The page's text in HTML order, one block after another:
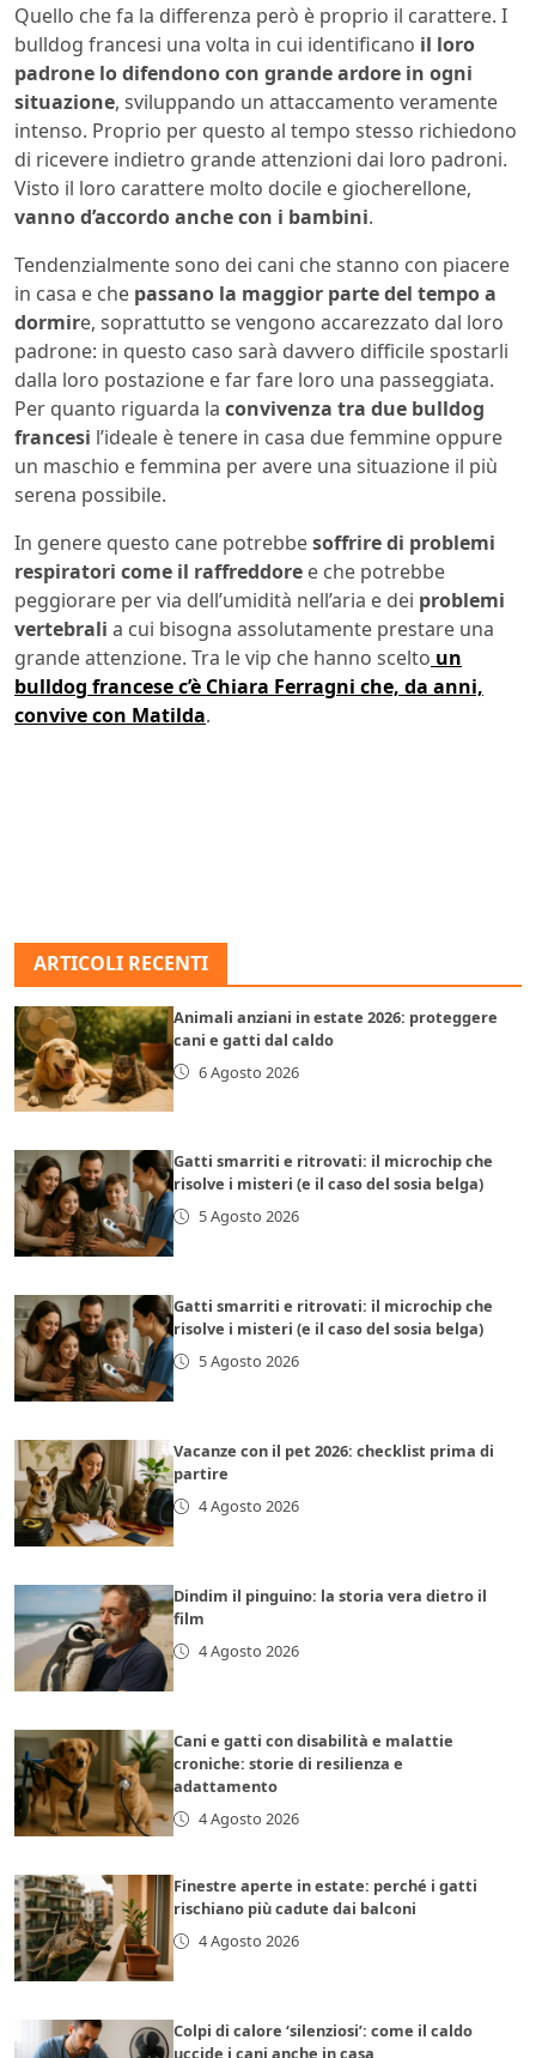
Quello che fa la differenza però è proprio il carattere. I
bulldog francesi una volta in cui identificano il loro
padrone lo difendono con grande ardore in ogni
situazione, sviluppando un attaccamento veramente
intenso. Proprio per questo al tempo stesso richiedono
di ricevere indietro grande attenzioni dai loro padroni.
Visto il loro carattere molto docile e giocherellone,
vanno d’accordo anche con i bambini.
Tendenzialmente sono dei cani che stanno con piacere
in casa e che passano la maggior parte del tempo a
dormire, soprattutto se vengono accarezzato dal loro
padrone: in questo caso sarà davvero difficile spostarli
dalla loro postazione e far fare loro una passeggiata.
Per quanto riguarda la convivenza tra due bulldog
francesi l’ideale è tenere in casa due femmine oppure
un maschio e femmina per avere una situazione il più
serena possibile.
In genere questo cane potrebbesoffrire di problemi
respiratori come il raffreddore e che potrebbe
peggiorare per via dell’umidità nell’aria e dei problemi
vertebrali a cui bisogna assolutamente prestare una
grande attenzione. Tra le vip che hanno scelto un
bulldog francese c’è Chiara Ferragni che, da anni,
convive con Matilda.
ARTICOLI RECENTI
Animali anziani in estate 2026: proteggere
cani e gatti dal caldo
6 Agosto 2026
Gatti smarriti e ritrovati: il microchip che
risolve i misteri (e il caso del sosia belga)
5 Agosto 2026
Gatti smarriti e ritrovati: il microchip che
risolve i misteri (e il caso del sosia belga)
5 Agosto 2026
Vacanze con il pet 2026: checklist prima di
partire
4 Agosto 2026
Dindim il pinguino: la storia vera dietro il
film
4 Agosto 2026
Cani e gatti con disabilità e malattie
croniche: storie di resilienza e
adattamento
4 Agosto 2026
Finestre aperte in estate: perché i gatti
rischiano più cadute dai balconi
4 Agosto 2026
Colpi di calore ‘silenziosi’: come il caldo
uccide i cani anche in casa